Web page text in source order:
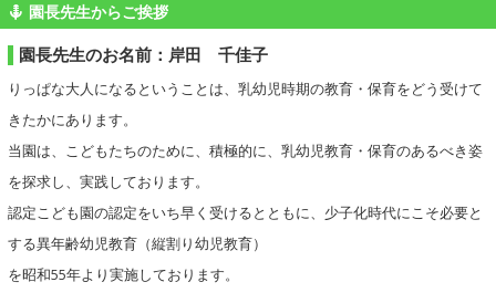
園長先生からご挨拶
園長先生のお名前：岸田 千佳子
りっぱな大人になるということは、乳幼児時期の教育・保育をどう受けて
きたかにあります。
当園は、こどもたちのために、積極的に、乳幼児教育・保育のあるべき姿
を探求し、実践しております。
認定こども園の認定をいち早く受けるとともに、少子化時代にこそ必要と
する異年齢幼児教育（縦割り幼児教育）
を昭和55年より実施しております。